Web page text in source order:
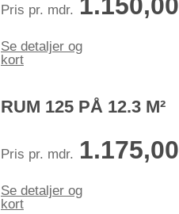
Pris pr. mdr.
Se detaljer og
kort
RUM 125 PÅ 12.3 M²
Pris pr. mdr. 1.175,00
Se detaljer og
kort